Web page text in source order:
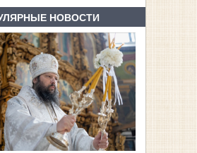
НОВОСТИ